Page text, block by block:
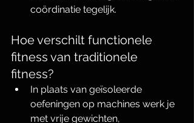
coördinatie tegelijk.
Hoe verschilt functionele
fitness van traditionele
fitness?
In plaats van geïsoleerde
oefeningen op machines werk je
met vrije gewichten,